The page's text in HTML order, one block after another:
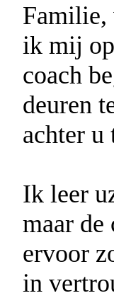
Familie,
ik mij
coach
deuren
achter u
Ik leer
maar
ervoor
in